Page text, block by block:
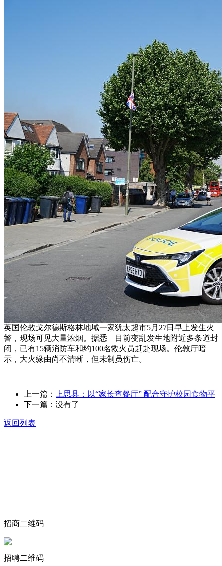
英国伦敦戈尔德斯格林地域一家犹太超市5月27日早上发生火
警，现场可见大量浓烟。据悉，目前变乱发生地附近多条道封
闭，已有15辆消防车和约100名救火员赶赴现场。伦敦厅暗
示，大火缘由尚不清晰，但未制员伤亡。
上一篇：
上思县：以“家长查餐厅” 配合守护校园食物平
下一篇：没有了
返回列表
招商二维码
招聘二维码